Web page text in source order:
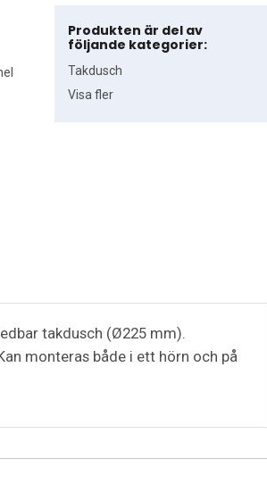
Produkten är del av
följande kategorier:
Takdusch
Visa fler
takdusch (Ø225 mm).
monteras både i ett hörn och på